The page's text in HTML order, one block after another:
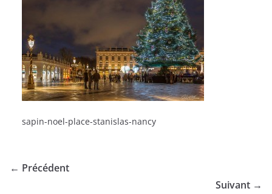
sapin-noel-place-stanislas-nancy
← Précédent
Suivant →